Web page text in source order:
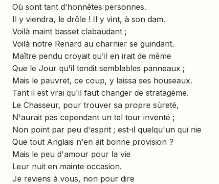
Où sont tant d'honnêtes personnes.
Il y viendra, le drôle ! Il y vint, à son dam.
Voilà maint basset clabaudant ;
Voilà notre Renard au charnier se guindant.
Maître pendu croyait qu'il en irait de même
Que le Jour qu'il tendit semblables panneaux ;
Mais le pauvret, ce coup, y laissa ses houseaux.
Tant il est vrai qu'il faut changer de stratagème.
Le Chasseur, pour trouver sa propre sùreté,
N'aurait pas cependant un tel tour inventé ;
Non point par peu d'esprit ; est-il quelqu'un qui nie
Que tout Anglais n'en ait bonne provision ?
Mais le peu d'amour pour la vie
Leur nuit en mainte occasion.
Je reviens à vous, non pour dire